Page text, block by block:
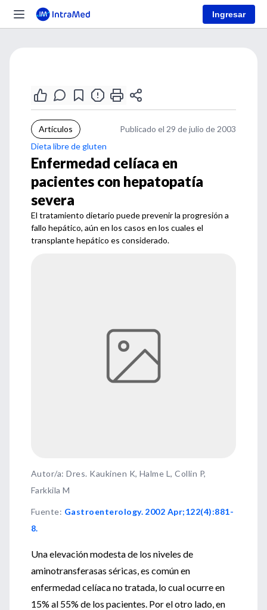
Ingresar
Artículos
Publicado el 29 de julio de 2003
Dieta libre de gluten
Enfermedad celíaca en
pacientes con hepatopatía
severa
El tratamiento dietario puede prevenir la progresión a
fallo hepático, aún en los casos en los cuales el
transplante hepático es considerado.
Autor/a: Dres. Kaukinen K, Halme L, Collin P,
Farkkila M
Fuente: Gastroenterology. 2002 Apr;122(4):881-
8.
Una elevación modesta de los niveles de
aminotransferasas séricas, es común en
enfermedad celíaca no tratada, lo cual ocurre en
15% al 55% de los pacientes. Por el otro lado, en